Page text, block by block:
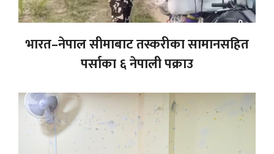
भारत–नेपाल सीमाबाट तस्करीका सामानसहित
पर्साका ६ नेपाली पक्राउ